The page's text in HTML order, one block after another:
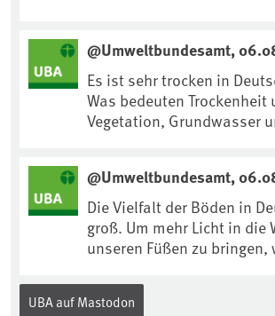
https://
@Umweltbundesamt,
Es ist sehr trocken in
Was bedeuten Trockenheit
Vegetation, Grundwasser
anpassen?🤔Antworten auf
weitere Fragen auf unserer
www.uba.de/trockenheit
#Klimawandel
@Umweltbundesamt,
Die Vielfalt der Böden in
groß. Um mehr Licht in die
unseren Füßen zu bringen,
Internationalen Tag des
„Boden des Jahres“
UBA auf Mastodon